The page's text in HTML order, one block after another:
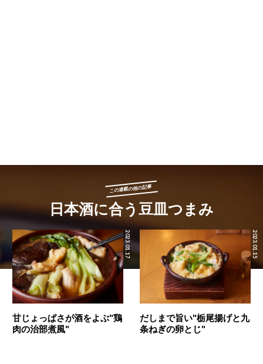
この連載の他の記事
日本酒に合う豆皿つまみ
2023.01.17
甘じょっぱさが酒をよぶ"鶏
肉の治部煮風"
2023.01.15
だしまで旨い"栃尾揚げと九
条ねぎの卵とじ"